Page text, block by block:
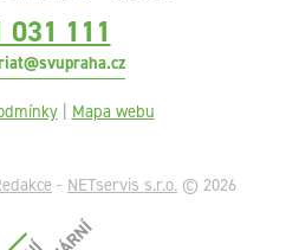
031 111
| Mapa webu
- NETservis s.r.o. © 2026